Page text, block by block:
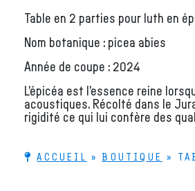
Table en 2 parties pour luth en
Nom botanique : picea abies
Année de coupe : 2024
L’épicéa est l’essence reine
acoustiques. Récolté dans le
rigidité ce qui lui confère des
ACCUEIL »BOUTIQUE »